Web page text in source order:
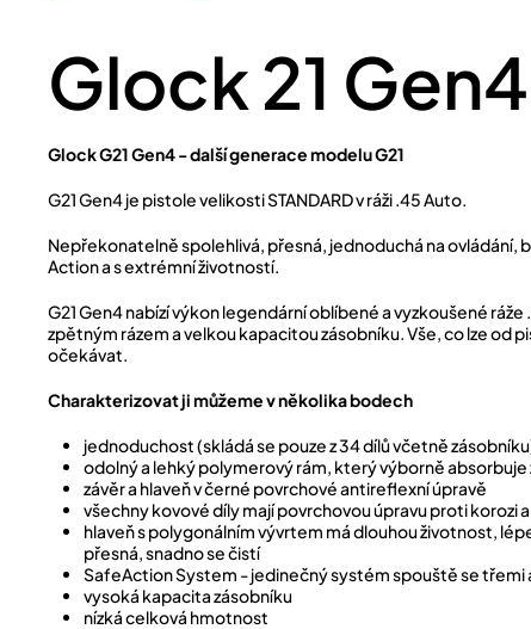
Glock 21 Gen4
Glock G21 Gen4 - další generace modelu G21
G21 Gen4 je pistole velikosti STANDARD v ráži .45 Auto.
Nepřekonatelně spolehlivá, přesná, jednoduchá na ovládání,
Action a s extrémní životností.
G21 Gen4 nabízí výkon legendární oblíbené a vyzkoušené
zpětným rázem a velkou kapacitou zásobníku. Vše, co lze od
očekávat.
Charakterizovat ji můžeme v několika bodech
jednoduchost (skládá se pouze z 34 dílů včetně
odolný a lehký polymerový rám, který výborně absorbuje
závěr a hlaveň v černé povrchové antireflexní úpravě
všechny kovové díly mají povrchovou úpravu proti korozi
hlaveň s polygonálním vývrtem má dlouhou životnost,
přesná, snadno se čistí
SafeAction System - jedinečný systém spouště se
vysoká kapacita zásobníku
nízká celková hmotnost